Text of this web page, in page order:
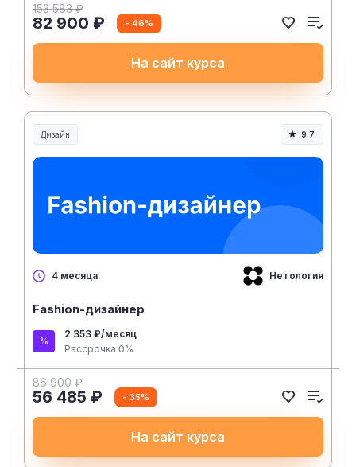
153 583 ₽
82 900 ₽ - 46%
На сайт курса
Дизайн 9.7
4 месяца Нетология
Fashion-дизайнер
2 353 ₽/месяц
Рассрочка 0%
86 900 ₽
56 485 ₽ - 35%
На сайт курса